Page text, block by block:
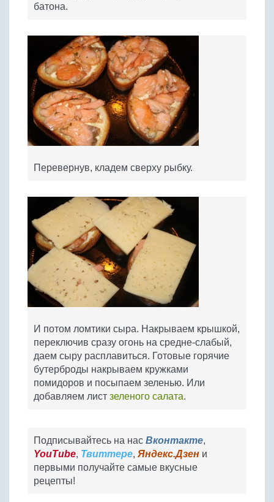
батона.
Перевернув, кладем сверху рыбку.
И потом ломтики сыра. Накрываем крышкой,
переключив сразу огонь на средне-слабый,
даем сыру расплавиться. Готовые горячие
бутерброды накрываем кружками
помидоров и посыпаем зеленью. Или
добавляем лист зеленого салата.
Подписывайтесь на нас Вконтакте,
YouTube, Твиттере, Яндекс.Дзен и
первыми получайте самые вкусные
рецепты!